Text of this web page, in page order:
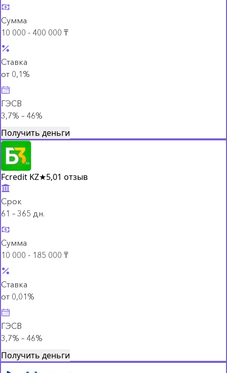
Сумма
10 000 - 400 000 ₸
Ставка
от 0,1%
ГЭСВ
3,7% – 46%
Получить деньги
Fcredit KZ★5,01 отзыв
Срок
61 – 365 дн.
Сумма
10 000 - 185 000 ₸
Ставка
от 0,01%
ГЭСВ
3,7% – 46%
Получить деньги